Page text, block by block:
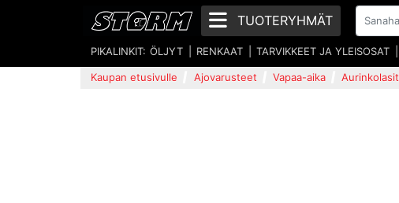
TUOTERYHMÄT
PIKALINKIT: ÖLJYT RENKAAT TARVIKKEET JA YLEISOSAT
Kaupan etusivulle Ajovarusteet Vapaa-aika Aurinkolasit